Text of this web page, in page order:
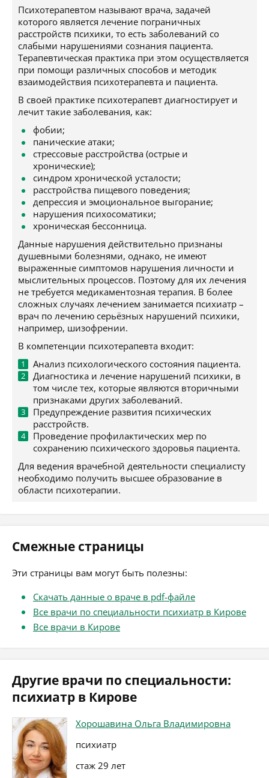
Психотерапевтом называют врача, задачей
которого является лечение пограничных
расстройств психики, то есть заболеваний со
слабыми нарушениями сознания пациента.
Терапевтическая практика при этом осуществляется
при помощи различных способов и методик
взаимодействия психотерапевта и пациента.
В своей практике психотерапевт диагностирует и
лечит такие заболевания, как:
фобии;
панические атаки;
стрессовые расстройства (острые и
хронические);
синдром хронической усталости;
расстройства пищевого поведения;
депрессия и эмоциональное выгорание;
нарушения психосоматики;
хроническая бессонница.
Данные нарушения действительно признаны
душевными болезнями, однако, не имеют
выраженные симптомов нарушения личности и
мыслительных процессов. Поэтому для их лечения
не требуется медикаментозная терапия. В более
сложных случаях лечением занимается психиатр –
врач по лечению серьёзных нарушений психики,
например, шизофрении.
В компетенции психотерапевта входит:
Анализ психологического состояния пациента.
Диагностика и лечение нарушений психики, в
том числе тех, которые являются вторичными
признаками других заболеваний.
Предупреждение развития психических
расстройств.
Проведение профилактических мер по
сохранению психического здоровья пациента.
Для ведения врачебной деятельности специалисту
необходимо получить высшее образование в
области психотерапии.
Смежные страницы
Эти страницы вам могут быть полезны:
Скачать данные о враче в pdf-файле
Все врачи по специальности психиатр в Кирове
Все врачи в Кирове
Другие врачи по специальности:
психиатр в Кирове
Хорошавина Ольга Владимировна
психиатр
стаж 29 лет